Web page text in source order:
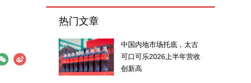
热门文章
中国内地市场托底，太古
可口可乐2026上半年营收
创新高